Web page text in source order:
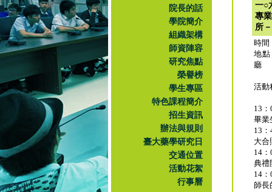
院長的話
學院簡介
組織架構
師資陣容
研究焦點
榮譽榜
學生專區
特色課程簡介
招生資訊
辦法與規則
臺大藥學研究日
交通位置
活動花絮
行事曆
一○
專
所
時間
地點
廳
活動
13
畢業
13
大合
14：
典禮
14
師長